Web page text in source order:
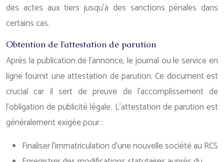
des actes aux tiers jusqu’à des sanctions pénales dans
certains cas.
Obtention de l’attestation de parution
Après la publication de l’annonce, le journal ou le service en
ligne fournit une attestation de parution. Ce document est
crucial car il sert de preuve de l’accomplissement de
l’obligation de publicité légale. L’attestation de parution est
généralement exigée pour :
Finaliser l’immatriculation d’une nouvelle société au RCS